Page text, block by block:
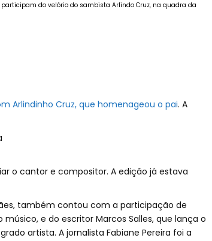
do velório do sambista Arlindo Cruz, na quadra da
Arlindinho Cruz, que homenageou o pai. A
o cantor e compositor. A edição já estava
também contou com a participação de
e do escritor Marcos Salles, que lança o
artista. A jornalista Fabiane Pereira foi a